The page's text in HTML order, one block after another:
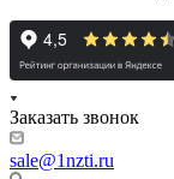
Заказать звонок
sale@1nzti.ru